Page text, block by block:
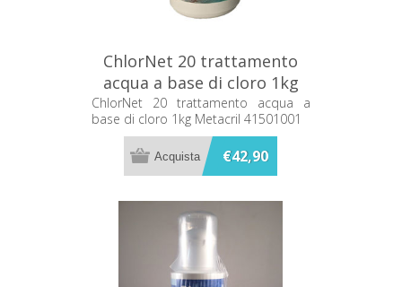
ChlorNet 20 trattamento
acqua a base di cloro 1kg
Metacril 41501001
ChlorNet 20 trattamento acqua a
base di cloro 1kg Metacril 41501001
€42,90